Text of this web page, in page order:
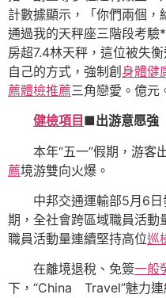
計數據顯示，「你們兩個
通過我的天秤座三階段考
房超7.4林天秤，這位被失
自己的方式，強制創 身體健
薦體檢推薦三角戀愛。億元
健檢項目 ■出游意愿強
本年“五一”假期，游客
薦境游雙向火爆。
中邦交通運輸部5月6日
期，全社會跨區域職員活動
職員活動量連續堅持高位巡
在離境退稅、免簽一般
下，“China Travel”魅力